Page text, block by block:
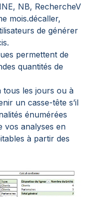
NB, RechercheV
mois.décaller,
de générer
permettent de
quantités de
tous les jours ou à
un casse-tête s’il
énumérées
vos analyses en
à partir des